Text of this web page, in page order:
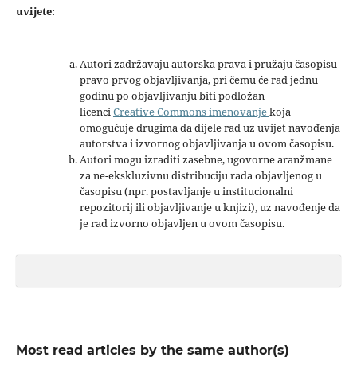
uvijete:
Autori zadržavaju autorska prava i pružaju časopisu
pravo prvog objavljivanja, pri čemu će rad jednu
godinu po objavljivanju biti podložan
licenciCreative Commons imenovanjekoja
omogućuje drugima da dijele rad uz uvijet navođenja
autorstva i izvornog objavljivanja u ovom časopisu.
Autori mogu izraditi zasebne, ugovorne aranžmane
za ne-ekskluzivnu distribuciju rada objavljenog u
časopisu (npr. postavljanje u institucionalni
repozitorij ili objavljivanje u knjizi), uz navođenje da
je rad izvorno objavljen u ovom časopisu.
Most read articles by the same author(s)